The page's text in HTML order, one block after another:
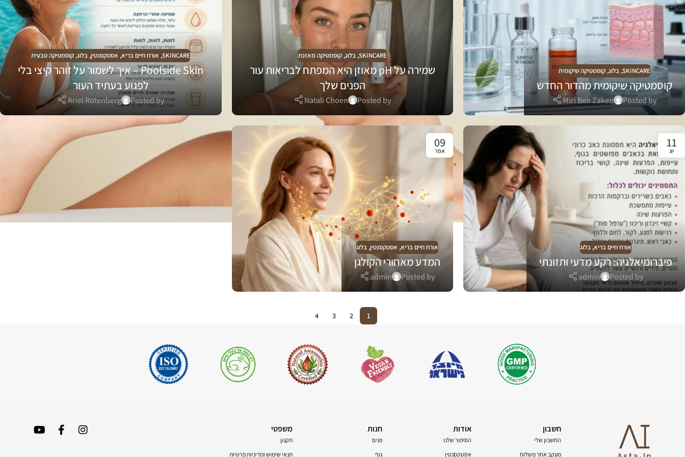
SKINCARE
, בלוג, קוסמטיקה שיקומית
קוסמטיקה שיקומית מהדור החדש
Posted by
Miri Ben Zaken
SKINCARE
, בלוג, קוסמטיקה מאזנת
שמירה על pH מאוזן היא המפתח לבריאות עור
הפנים שלך
Posted by
Natali Choen
SKINCARE
, אורח חיים בריא, אסטקסנטין, בלוג, קוסמטיקה טבעית
Poolside Skin – איך לשמור על זוהר קיצי בלי
לפגוע בעתיד העור
Posted by
Ariel Rotenberg
11
יונ
אורח חיים בריא, בלוג
פיברומיאלגיה: רקע מדעי ותזונתי
Posted by
admin
09
אפר
אורח חיים בריא, אסטקסנטין, בלוג
המדע מאחורי הקולגן
Posted by
admin
1
2
3
4
חשבון
החשבון שלי
מעקב אחר משלוח
אודות
הסיפור שלנו
אסטקסנטין
חנות
פנים
גוף
משפטי
תקנון
תנאי שימוש ומדיניות פרטיות